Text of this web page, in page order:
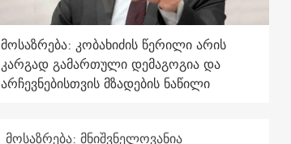
მოსაზრება: კობახიძის წერილი არის
კარგად გამართული დემაგოგია და
არჩევნებისთვის მზადების ნაწილი
მოსაზრება: მნიშვნელოვანია